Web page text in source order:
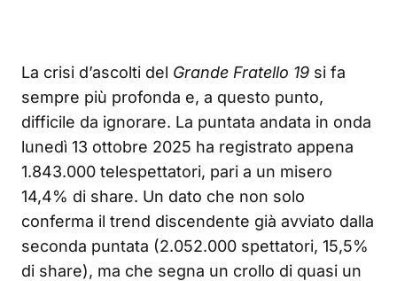
La crisi d’ascolti del Grande Fratello 19 si fa
sempre più profonda e, a questo punto,
difficile da ignorare. La puntata andata in onda
lunedì 13 ottobre 2025 ha registrato appena
1.843.000 telespettatori, pari a un misero
14,4% di share. Un dato che non solo
conferma il trend discendente già avviato dalla
seconda puntata (2.052.000 spettatori, 15,5%
di share), ma che segna un crollo di quasi un